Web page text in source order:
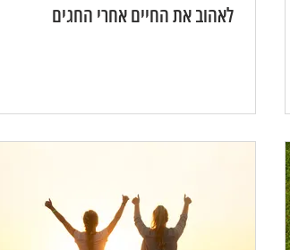
לאהוב את החיים אחרי החגים